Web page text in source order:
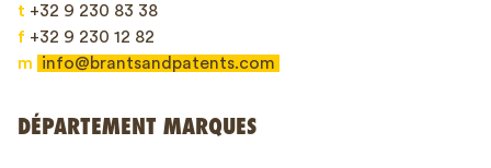
t +32 9 230 83 38
f +32 9 230 12 82
m
info@brantsandpatents.com
DÉPARTEMENT MARQUES